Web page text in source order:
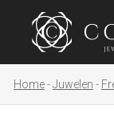
Home Juwelen